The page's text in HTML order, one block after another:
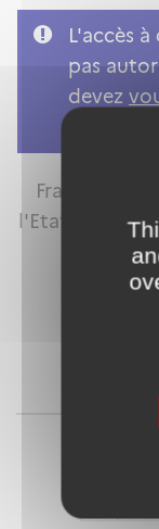
L'accès
pas
devez
l'Etat pour